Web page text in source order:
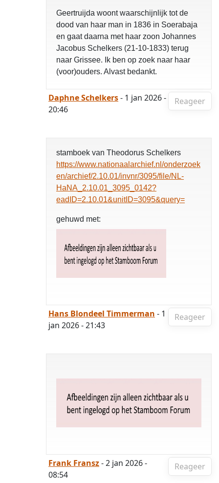
Geertruijda woont waarschijnlijk tot de
dood van haar man in 1836 in Soerabaja
en gaat daarna met haar zoon Johannes
Jacobus Schelkers (21-10-1833) terug
naar Grissee. Ik ben op zoek naar haar
(voor)ouders. Alvast bedankt.
Reageer
Daphne Schelkers- 1 jan 2026 -
20:46
stamboek van Theodorus Schelkers
https://www.nationaalarchief.nl/onderzoek
en/archief/2.10.01/invnr/3095/file/NL-
HaNA_2.10.01_3095_0142?
eadID=2.10.01&unitID=3095&query=
gehuwd met:
Reageer
Hans Blondeel Timmerman - 1
jan 2026 - 21:43
Reageer
Frank Fransz- 2 jan 2026 -
08:54